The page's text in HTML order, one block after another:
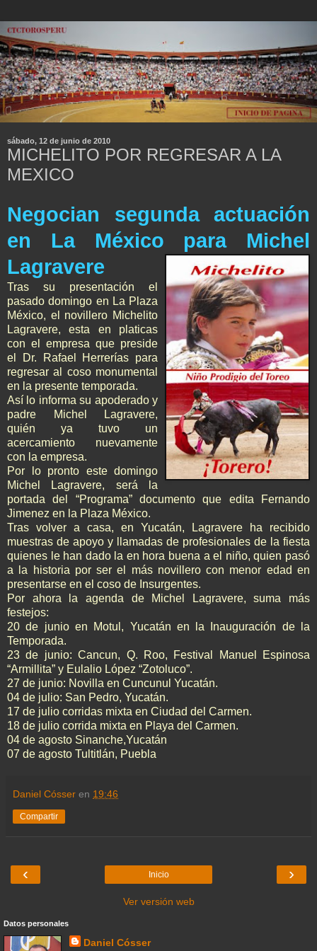
sábado, 12 de junio de 2010
MICHELITO POR REGRESAR A LA
MEXICO
Negocian segunda actuación
en La México para Michel
Lagravere
Tras su presentación el
pasado domingo en La Plaza
México, el novillero Michelito
Lagravere, esta en platicas
con el empresa que preside
el Dr. Rafael Herrerías para
regresar al coso monumental
en la presente temporada.
Así lo informa su apoderado y
padre Michel Lagravere,
quién ya tuvo un
acercamiento nuevamente
con la empresa.
Por lo pronto este domingo
Michel Lagravere, será la
portada del “Programa” documento que edita Fernando
Jimenez en la Plaza México.
Tras volver a casa, en Yucatán, Lagravere ha recibido
muestras de apoyo y llamadas de profesionales de la fiesta
quienes le han dado la en hora buena a el niño, quien pasó
a la historia por ser el más novillero con menor edad en
presentarse en el coso de Insurgentes.
Por ahora la agenda de Michel Lagravere, suma más
festejos:
20 de junio en Motul, Yucatán en la Inauguración de la
Temporada.
23 de junio: Cancun, Q. Roo, Festival Manuel Espinosa
“Armillita” y Eulalio López “Zotoluco”.
27 de junio: Novilla en Cuncunul Yucatán.
04 de julio: San Pedro, Yucatán.
17 de julio corridas mixta en Ciudad del Carmen.
18 de julio corrida mixta en Playa del Carmen.
04 de agosto Sinanche,Yucatán
07 de agosto Tultitlán, Puebla
Daniel Cósser en 19:46
Compartir
‹ ›
Inicio
Ver versión web
Datos personales
Daniel Cósser